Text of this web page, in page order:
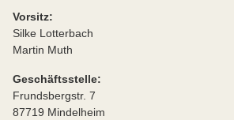
Vorsitz:
Silke Lotterbach
Martin Muth
Geschäftsstelle:
Frundsbergstr. 7
87719 Mindelheim